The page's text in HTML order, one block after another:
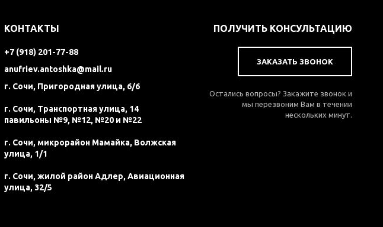
КОНТАКТЫ
+7 (918) 201-77-88
anufriev.antoshka@mail.ru
г. Сочи, Пригородная улица, 6/6
г. Сочи, Транспортная улица, 14
павильоны №9, №12, №20 и №22
г. Сочи, микрорайон Мамайка, Волжская
улица, 1/1
г. Сочи, жилой район Адлер, Авиационная
улица, 32/5
ПОЛУЧИТЬ КОНСУЛЬТАЦИЮ
ЗАКАЗАТЬ ЗВОНОК
Остались вопросы? Закажите звонок и
мы перезвоним Вам в течении
нескольких минут.